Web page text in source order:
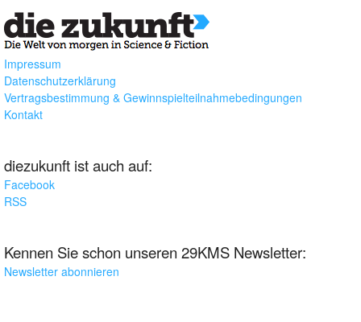
Impressum
Datenschutzerklärung
Vertragsbestimmung & Gewinnspielteilnahmebedingungen
Kontakt
diezukunft ist auch auf:
Facebook
RSS
Kennen Sie schon unseren 29KMS Newsletter:
Newsletter abonnieren